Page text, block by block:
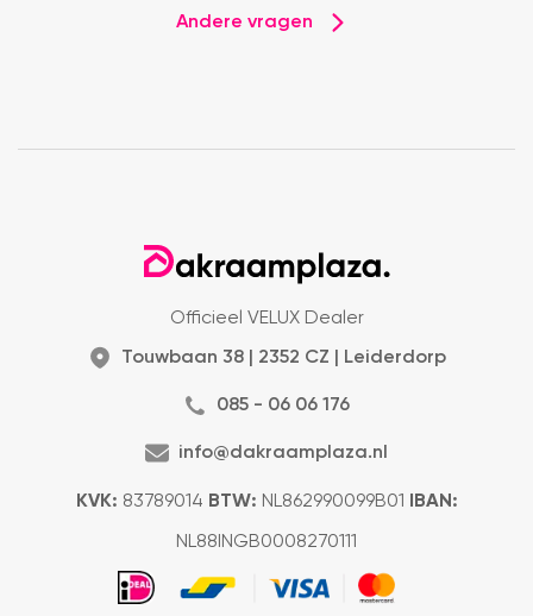
Andere vragen
Officieel VELUX Dealer
Touwbaan 38 | 2352 CZ | Leiderdorp
085 - 06 06 176
info@dakraamplaza.nl
KVK: 83789014 BTW: NL862990099B01 IBAN:
NL88INGB0008270111